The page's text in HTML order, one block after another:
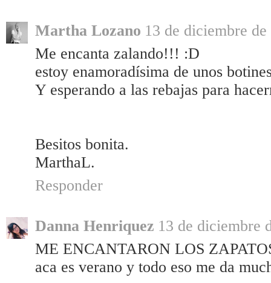
Martha Lozano 13 de diciembre
Me encanta zalando!!! :D
estoy enamoradísima de unos
Y esperando a las rebajas para
Besitos bonita.
MarthaL.
Responder
Danna Henriquez 13 de diciembre
ME ENCANTARON LOS
aca es verano y todo eso me da